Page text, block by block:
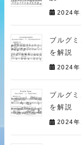
2024年
ブルグ
を解説
2024年
ブルグ
を解説
2024年